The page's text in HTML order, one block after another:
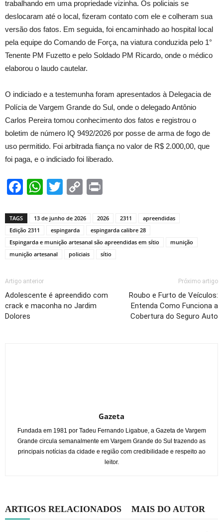
trabalhando em uma propriedade vizinha. Os policiais se
deslocaram até o local, fizeram contato com ele e colheram sua
versão dos fatos. Em seguida, foi encaminhado ao hospital local
pela equipe do Comando de Força, na viatura conduzida pelo 1°
Tenente PM Fuzetto e pelo Soldado PM Ricardo, onde o médico
elaborou o laudo cautelar.
O indiciado e a testemunha foram apresentados à Delegacia de
Polícia de Vargem Grande do Sul, onde o delegado Antônio
Carlos Pereira tomou conhecimento dos fatos e registrou o
boletim de número IQ 9492/2026 por posse de arma de fogo de
uso permitido. Foi arbitrada fiança no valor de R$ 2.000,00, que
foi paga, e o indiciado foi liberado.
Facebook
WhatsApp
TwitterCopy
TAGS 13 de junho de 2026 2026 2311
apreendidas
Edição 2311
espingarda
espingarda calibre 28
Espingarda e munição artesanal são apreendidas em sítio
munição
munição artesanal
policiais sítio
Artigo anterior
Adolescente é apreendido com
crack e maconha no Jardim
Dolores
Próximo artigo
Roubo e Furto de Veículos:
Entenda Como Funciona a
Cobertura do Seguro Auto
Gazeta
Fundada em 1981 por Tadeu Fernando Ligabue, a Gazeta de Vargem
Grande circula semanalmente em Vargem Grande do Sul trazendo as
principais notícias da cidade e região com credibilidade e respeito ao
leitor.
ARTIGOS RELACIONADOS MAIS DO AUTOR